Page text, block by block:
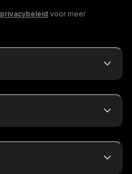
privacybeleid voor meer